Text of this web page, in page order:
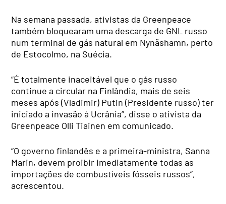
Na semana passada, ativistas da Greenpeace
também bloquearam uma descarga de GNL russo
num terminal de gás natural em Nynäshamn, perto
de Estocolmo, na Suécia.
“É totalmente inaceitável que o gás russo
continue a circular na Finlândia, mais de seis
meses após (Vladimir) Putin (Presidente russo) ter
iniciado a invasão à Ucrânia”, disse o ativista da
Greenpeace Olli Tiainen em comunicado.
“O governo finlandês e a primeira-ministra, Sanna
Marin, devem proibir imediatamente todas as
importações de combustíveis fósseis russos”,
acrescentou.